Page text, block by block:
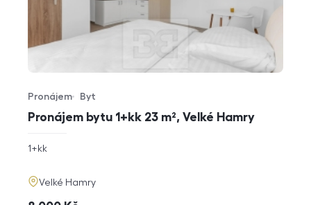
Pronájem bytu 1+kk 23 m², Velké Hamry
Typ nabídky
Pronájem
Typ nemovitosti
Byt
rozměry
1+kk
adresa
Velké Hamry